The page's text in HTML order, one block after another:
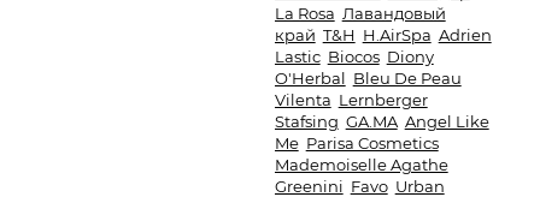
La Rosa Лавандовый
край T&H H.AirSpa Adrien
Lastic Biocos Diony
O'Herbal Bleu De Peau
Vilenta Lernberger
Stafsing GA.MA Angel Like
Me Parisa Cosmetics
Mademoiselle Agathe
Greenini Favo Urban